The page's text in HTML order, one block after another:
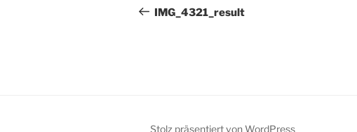
Beitrag
IMG_4321_result
Stolz präsentiert von WordPress